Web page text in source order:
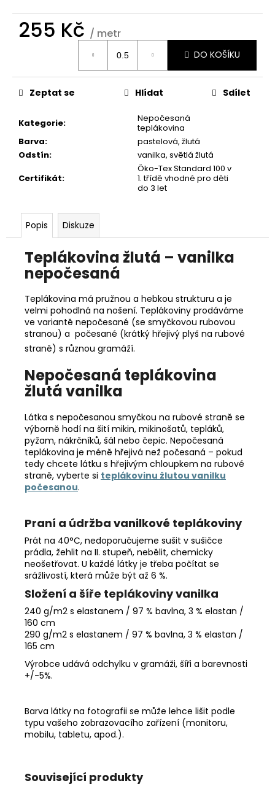
255 Kč / metr
DO KOŠÍKU
Kategorie:
Nepočesaná
teplákovina
Barva: pastelová, žlutá
Odstín:
vanilka, světlá žlutá
Certifikát:
Öko-Tex Standard 100 v
1. třídě vhodné pro děti
do 3 let
Zeptat se Hlídat Sdílet
Popis Diskuze
Teplákovina žlutá – vanilka
nepočesaná
Teplákovina má pružnou a hebkou strukturu a je
velmi pohodlná na nošení. Teplákoviny prodáváme
ve variantě nepočesané (se smyčkovou rubovou
stranou) a počesané (krátký hřejivý plyš na rubové
straně) s různou gramáží.
Nepočesaná teplákovina
žlutá vanilka
Látka s nepočesanou smyčkou na rubové straně se
výborně hodí na šití mikin, mikinošatů, tepláků,
pyžam, nákrčníků, šál nebo čepic. Nepočesaná
teplákovina je méně hřejivá než počesaná – pokud
tedy chcete látku s hřejivým chloupkem na rubové
straně, vyberte si teplákovinu žlutou vanilku
počesanou.
Praní a údržba vanilkové teplákoviny
Prát na 40°C, nedoporučujeme sušit v sušičce
prádla, žehlit na II. stupeň, nebělit, chemicky
neošetřovat. U každé látky je třeba počítat se
srážlivostí, která může být až 6 %.
Složení a šíře teplákoviny vanilka
240 g/m2 s elastanem / 97 % bavlna, 3 % elastan /
160 cm
290 g/m2 s elastanem / 97 % bavlna, 3 % elastan /
165 cm
Výrobce udává odchylku v gramáži, šíři a barevnosti
+/-5%.
Barva látky na fotografii se může lehce lišit podle
typu vašeho zobrazovacího zařízení (monitoru,
mobilu, tabletu, apod.).
Související produkty
u